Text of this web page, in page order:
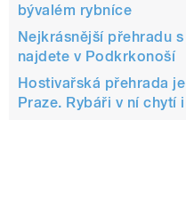
bývalém rybníce
Nejkrásnější přehradu
najdete v Podkrkonoší
Hostivařská přehrada
Praze. Rybáři v ní chytí